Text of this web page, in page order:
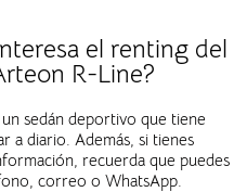
el renting del
R-Line?
sedán deportivo que tiene
a diario. Además, si tienes
recuerda que puedes
correo o WhatsApp.